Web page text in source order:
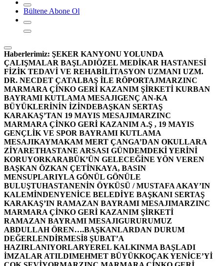
Bültene Abone Ol
Haberlerimiz: ŞEKER KANYONU YOLUNDA
ÇALIŞMALAR BAŞLADIÖZEL MEDİKAR HASTANESİ
FİZİK TEDAVİ VE REHABİLİTASYON UZMANI UZM.
DR. NECDET ÇATALBAŞ İLE RÖPORTAJMARZINC
MARMARA ÇİNKO GERİ KAZANIM ŞİRKETİ KURBAN
BAYRAMI KUTLAMA MESAJIGENÇ AN-KA
BÜYÜKLERİNİN İZİNDEBAŞKAN SERTAŞ
KARAKAŞ’TAN 19 MAYIS MESAJIMARZINC
MARMARA ÇİNKO GERİ KAZANIM A.Ş , 19 MAYIS
GENÇLİK VE SPOR BAYRAMI KUTLAMA
MESAJIKAYMAKAM MERT ÇANGA’DAN OKULLARA
ZİYARETHASTANE ARSASI GÜNDEMDEKİ YERİNİ
KORUYORKARABÜK’ÜN GELECEĞİNE YÖN VEREN
BAŞKAN ÖZKAN ÇETİNKAYA, BASIN
MENSUPLARIYLA GÖNÜL GÖNÜLE
BULUŞTUHASTANENİN ÖYKÜSÜ / MUSTAFA AKAY’IN
KALEMİNDENYENİCE BELEDİYE BAŞKANI SERTAŞ
KARAKAŞ’IN RAMAZAN BAYRAMI MESAJIMARZINC
MARMARA ÇİNKO GERİ KAZANIM ŞİRKETİ
RAMAZAN BAYRAMI MESAJIGURURUMUZ
ABDULLAH ÖREN….BAŞKANLARDAN DURUM
DEĞERLENDİRMESİ8 ŞUBAT’A
HAZIRLANIYORLARYEREL KALKINMA BAŞLADI
İMZALAR ATILDIMEHMET BÜYÜKKOÇAK YENİCE’Yİ